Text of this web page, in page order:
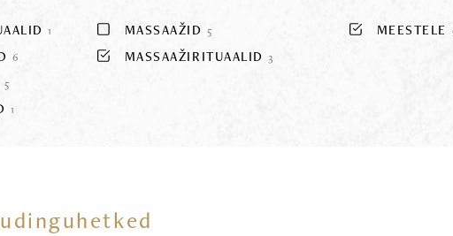
1
6
5
1
MASSAAŽID5
MASSAAŽIRITUAALID3
MEESTELE